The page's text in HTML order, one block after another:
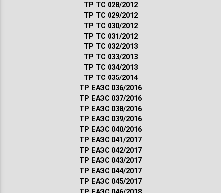
ТР ТС 028/2012
ТР ТС 029/2012
ТР ТС 030/2012
ТР ТС 031/2012
ТР ТС 032/2013
ТР ТС 033/2013
ТР ТС 034/2013
ТР ТС 035/2014
ТР ЕАЭС 036/2016
ТР ЕАЭС 037/2016
ТР ЕАЭС 038/2016
ТР ЕАЭС 039/2016
ТР ЕАЭС 040/2016
ТР ЕАЭС 041/2017
ТР ЕАЭС 042/2017
ТР ЕАЭС 043/2017
ТР ЕАЭС 044/2017
ТР ЕАЭС 045/2017